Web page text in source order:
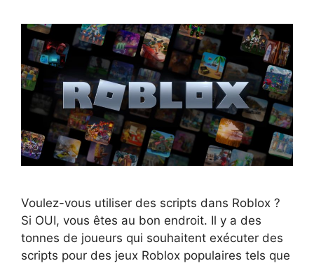
Voulez-vous utiliser des scripts dans Roblox ?
Si OUI, vous êtes au bon endroit. Il y a des
tonnes de joueurs qui souhaitent exécuter des
scripts pour des jeux Roblox populaires tels que